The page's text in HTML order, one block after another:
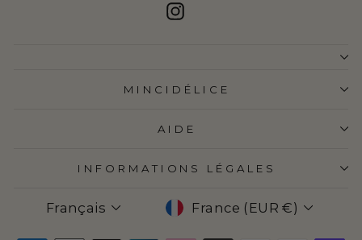
Instagram
MINCIDÉLICE
AIDE
INFORMATIONS LÉGALES
LANGUE
Français DEVISE
France (EUR €)